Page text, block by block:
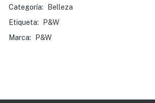
Categoría:
Belleza
Etiqueta:
P&W
Marca:
P&W